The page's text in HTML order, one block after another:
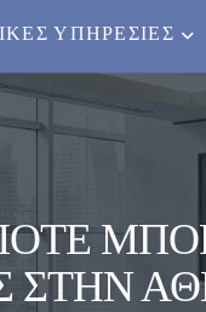
ΥΠΗΡΕΣΊΕΣ
ΣΤΗΝ